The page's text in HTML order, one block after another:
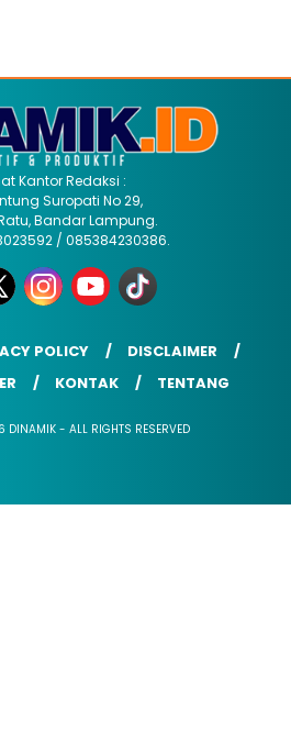
Kantor Redaksi :
Suropati No 29,
Bandar Lampung.
/ 085384230386.
POLICY
DISCLAIMER
KONTAK TENTANG
DINAMIK - ALL RIGHTS RESERVED